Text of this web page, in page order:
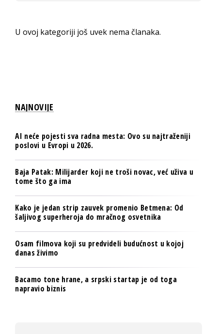
U ovoj kategoriji još uvek nema članaka.
NAJNOVIJE
AI neće pojesti sva radna mesta: Ovo su najtraženiji
poslovi u Evropi u 2026.
Baja Patak: Milijarder koji ne troši novac, već uživa u
tome što ga ima
Kako je jedan strip zauvek promenio Betmena: Od
šaljivog superheroja do mračnog osvetnika
Osam filmova koji su predvideli budućnost u kojoj
danas živimo
Bacamo tone hrane, a srpski startap je od toga
napravio biznis